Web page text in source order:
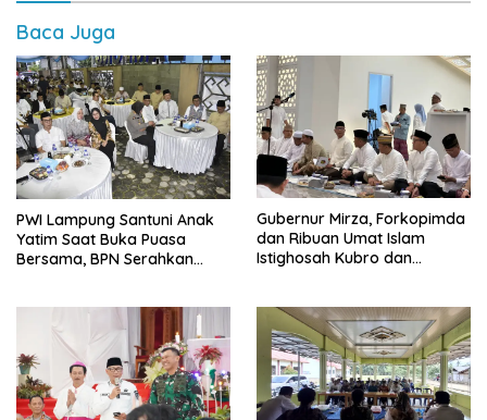
Baca Juga
PWI Lampung Santuni Anak
Yatim Saat Buka Puasa
Bersama, BPN Serahkan
Gubernur Mirza, Forkopimda
dan Ribuan Umat Islam
Istighosah Kubro dan